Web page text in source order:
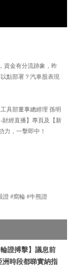
資金有分流跡象，昨
點部署？汽車股表現
具部董事總經理 孫明
財經直播】專頁及【新
力，一擊即中！
證 #窩輪 #牛熊證
證搏擊】議息前
洲時段都睇實納指